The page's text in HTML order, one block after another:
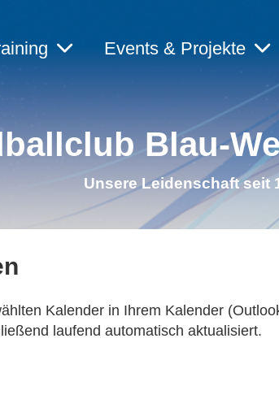
Events & Projekte
Blau-
Unsere Leidenschaft seit
Kalender in Ihrem Kalender
laufend automatisch aktualisiert.